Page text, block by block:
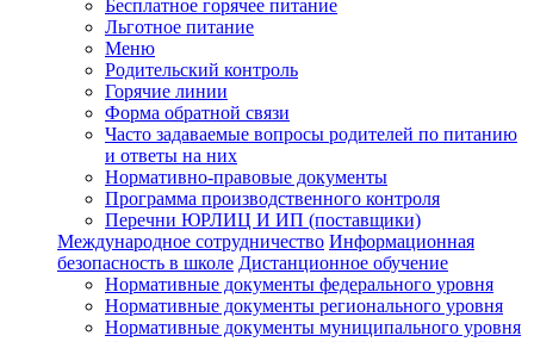
Бесплатное горячее питание
Льготное питание
Меню
Родительский контроль
Горячие линии
Форма обратной связи
Часто задаваемые вопросы родителей по питанию
и ответы на них
Нормативно-правовые документы
Программа производственного контроля
Перечни ЮРЛИЦ И ИП (поставщики)
Международное сотрудничество Информационная
безопасность в школе Дистанционное обучение
Нормативные документы федерального уровня
Нормативные документы регионального уровня
Нормативные документы муниципального уровня